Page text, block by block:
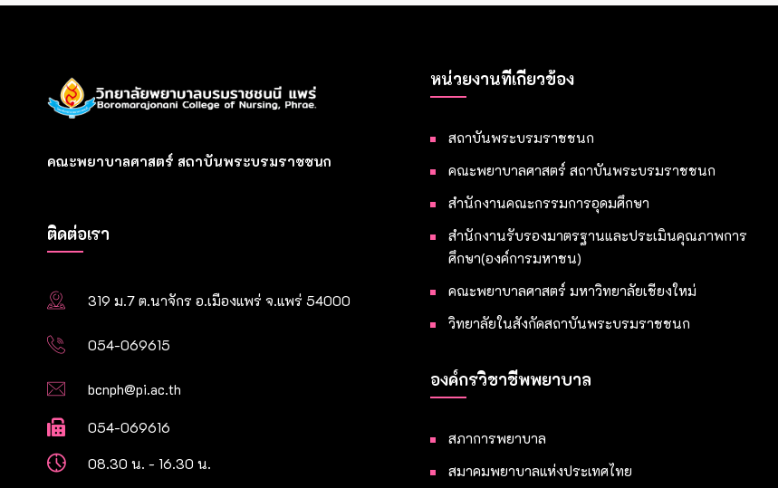
คณะพยาบาลศาสตร์ สถาบันพระบรมราชชนก
ติดต่อเรา
319 ม.7 ต.นาจักร อ.เมืองแพร่ จ.แพร่ 54000
054-069615
bcnph@pi.ac.th
054-069616
08.30 น. - 16.30 น.
หน่วยงานที่เกี่ยวข้อง
สถาบันพระบรมราชชนก
คณะพยาบาลศาสตร์ สถาบันพระบรมราชชนก
สำนักงานคณะกรรมการอุดมศึกษา
สำนักงานรับรองมาตรฐานและประเมินคุณภาพการ
ศึกษา(องค์การมหาชน)
คณะพยาบาลศาสตร์ มหาวิทยาลัยเชียงใหม่
วิทยาลัยในสังกัดสถาบันพระบรมราชชนก
องค์กรวิชาชีพพยาบาล
สภาการพยาบาล
สมาคมพยาบาลแห่งประเทศไทย